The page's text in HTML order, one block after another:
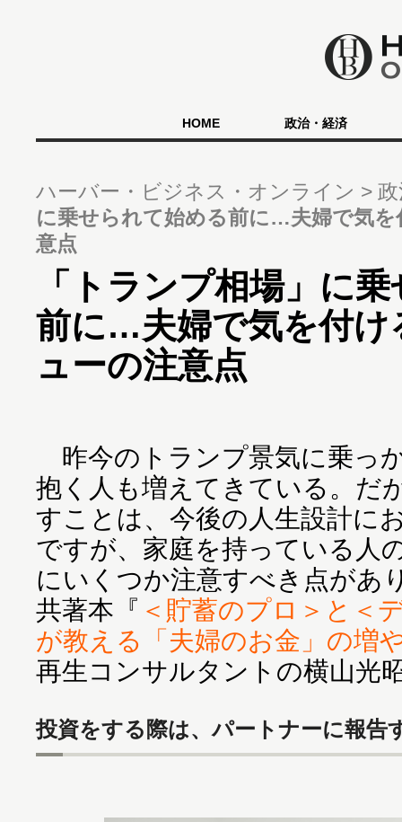
HOME 政治・経済
ハーバー・ビジネス・オンライン
に乗せられて始める前に…夫婦で気
意点
「トランプ相場」に
前に…夫婦で気を付け
ューの注意点
昨今のトランプ景気に乗っ
抱く人も増えてきている。だ
すことは、今後の人生設計に
ですが、家庭を持っている人
にいくつか注意すべき点があ
共著本『 ＜貯蓄のプロ＞と＜
が教える「夫婦のお金」の増
再生コンサルタントの横山光
投資をする際は、パートナーに報告